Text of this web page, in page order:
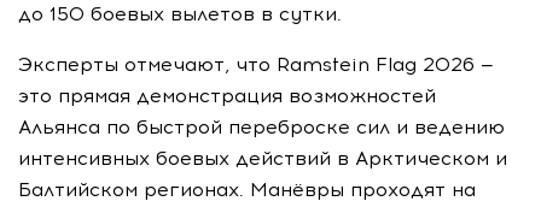
до 150 боевых вылетов в сутки.
Эксперты отмечают, что Ramstein Flag 2026 —
это прямая демонстрация возможностей
Альянса по быстрой переброске сил и ведению
интенсивных боевых действий в Арктическом и
Балтийском регионах. Манёвры проходят на